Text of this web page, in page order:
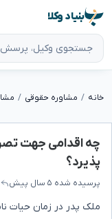
بنیاد وکلا
خانه مشاوره حقوقی
چه اقدامی جهت
پذیرد؟
پرسیده شده ۵ سال پیش
ملک پدر در زمان حیات